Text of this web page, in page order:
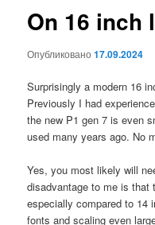
On 16 inch
Опубликовано17.09.2024
Surprisingly a modern 16
Previously I had
the new P1 gen 7 is even
used many years ago. No
Yes, you most likely will
disadvantage to me is that
especially compared to 14
fonts and scaling even